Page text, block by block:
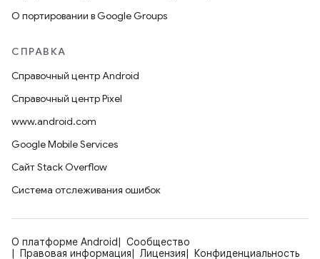
О портировании в Google Groups
СПРАВКА
Справочный центр Android
Справочный центр Pixel
www.android.com
Google Mobile Services
Сайт Stack Overflow
Система отслеживания ошибок
О платформе Android
Сообщество
Правовая информация
Лицензия
Конфиденциальность